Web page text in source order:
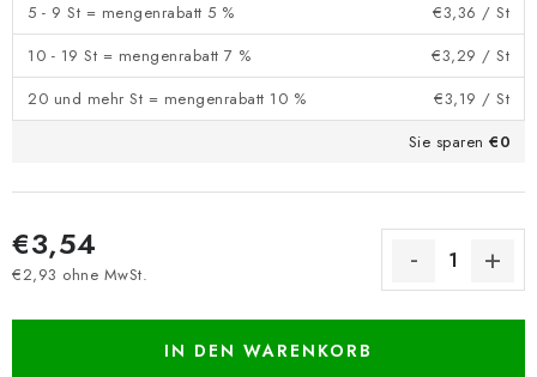
5 - 9 St = mengenrabatt 5 %
€3,36 / St
10 - 19 St = mengenrabatt 7 %
€3,29 / St
20 und mehr St = mengenrabatt 10 %
€3,19 / St
Sie sparen €0
€3,54
€2,93 ohne MwSt.
IN DEN WARENKORB